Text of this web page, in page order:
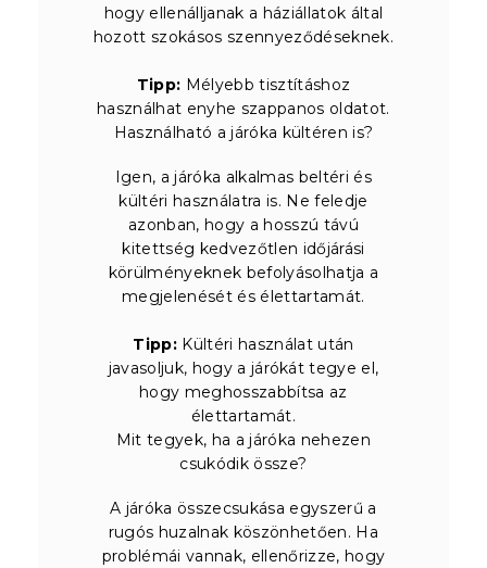
hogy ellenálljanak a háziállatok által
hozott szokásos szennyeződéseknek.
Tipp: Mélyebb tisztításhoz
használhat enyhe szappanos oldatot.
Használható a járóka kültéren is?
Igen, a járóka alkalmas beltéri és
kültéri használatra is. Ne feledje
azonban, hogy a hosszú távú
kitettség kedvezőtlen időjárási
körülményeknek befolyásolhatja a
megjelenését és élettartamát.
Tipp: Kültéri használat után
javasoljuk, hogy a járókát tegye el,
hogy meghosszabbítsa az
élettartamát.
Mit tegyek, ha a járóka nehezen
csukódik össze?
A járóka összecsukása egyszerű a
rugós huzalnak köszönhetően. Ha
problémái vannak, ellenőrizze, hogy